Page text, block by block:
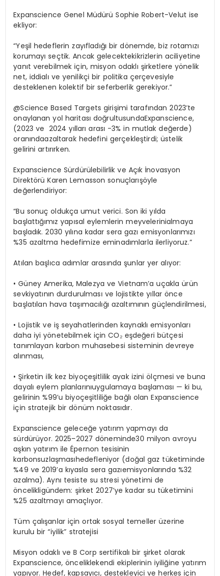
Expanscience Genel Müdürü SophieRobert-Velut ise
ekliyor:
“Yeşilhedeflerin zayıfladığı bir dönemde, biz rotamızı
korumayı seçtik.Ancak gelecektekikrizlerin aciliyetine
yanıt verebilmek için, misyon odaklı şirketlere yönelik
net, iddialı ve yenilikçi bir politika çerçevesiyle
desteklenen kolektif bir seferberlik gerekiyor.”
@Science Based Targets girişimi tarafından 2023’te
onaylanan yol haritası doğrultusundaExpanscience,
(2023 ve 2024yılları arası -3% in mutlak değerde)
oranındaazaltarak hedefini gerçekleştirdi; üstelik
gelirini artırırken.
Expanscience Sürdürülebilirlik ve Açık İnovasyon
DirektörüKaren Lemasson sonuçlarışöyle
değerlendiriyor:
“Bu sonuç oldukça umut verici. Soniki yılda
başlattığımız yapısal eylemlerin meyvelerinialmaya
başladık. 2030 yılına kadar sera gazı emisyonlarımızı
%35 azaltma hedefimize eminadımlarla ilerliyoruz.”
Atılan başlıca adımlar arasında şunlar yer alıyor:
• Güney Amerika,Malezya veVietnam’a uçakla ürün
sevkiyatının durdurulması ve lojistikte yıllar önce
başlatılan hava taşımacılığı azaltımının güçlendirilmesi,
• Lojistik ve iş seyahatlerinden kaynaklı emisyonları
daha iyi yönetebilmek için CO₂ eşdeğeri bütçesi
tanımlayan karbon muhasebesi sisteminin devreye
alınması,
• Şirketin ilk kez biyoçeşitlilik ayak izini ölçmesi ve buna
dayalı eylem planlarınıuygulamaya başlaması — ki bu,
gelirinin %99’ubiyoçeşitliliğe bağlı olan Expanscience
için stratejik bir dönüm noktasıdır.
Expanscience geleceğe yatırım yapmayı da
sürdürüyor. 2025–2027döneminde30 milyon avroyu
aşkın yatırım ile Épernon tesisinin
karbonsuzlaşmasıhedefleniyor (doğal gaz tüketiminde
%49 ve 2019’a kıyasla seragazıemisyonlarında %32
azalma).Aynı tesiste su stresi yönetimi de
öncelikligündem: şirket 2027’yekadar su tüketimini
%25 azaltmayı amaçlıyor.
Tüm çalışanlar için ortak sosyal temeller üzerine
kurulu bir “iyilik” stratejisi
Misyon odaklı ve B Corp sertifikalı bir şirket olarak
Expanscience,önceliklekendi ekiplerinin iyiliğine yatırım
yapıyor. Hedef,kapsayıcı, destekleyici veherkes için